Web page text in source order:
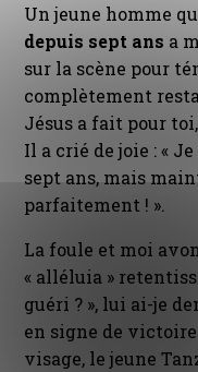
Un jeune homme
depuis sept ans a
sur la scène pour
complètement
Jésus a fait pour
Il a crié de joie : «
sept ans, mais
parfaitement ! ».
La foule et moi
« alléluia »
guéri ? », lui ai-je
en signe de
visage, le jeune